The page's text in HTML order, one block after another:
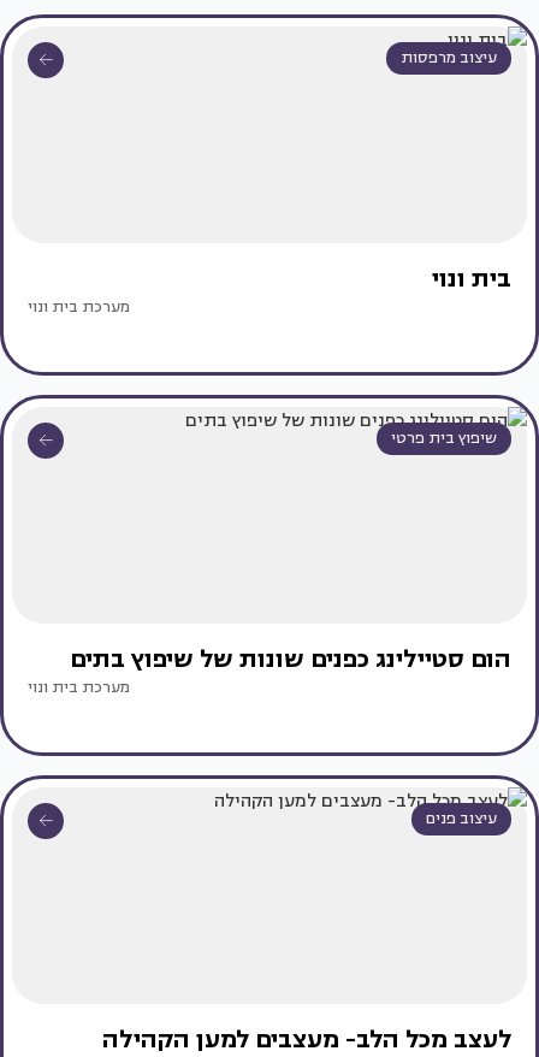
עיצוב מרפסות
בית ונוי
מערכת בית ונוי
שיפוץ בית פרטי
הום סטיילינג כפנים שונות של שיפוץ בתים
מערכת בית ונוי
עיצוב פנים
לעצב מכל הלב- מעצבים למען הקהילה